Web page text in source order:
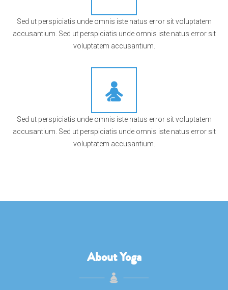
Sed ut perspiciatis unde omnis iste natus error sit voluptatem
accusantium. Sed ut perspiciatis unde omnis iste natus error sit
voluptatem accusantium.
Kundalini
Sed ut perspiciatis unde omnis iste natus error sit voluptatem
accusantium. Sed ut perspiciatis unde omnis iste natus error sit
voluptatem accusantium.
About Yoga